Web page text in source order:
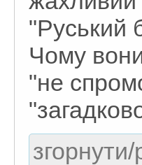
"Руський
Чому
"не
згорнути/